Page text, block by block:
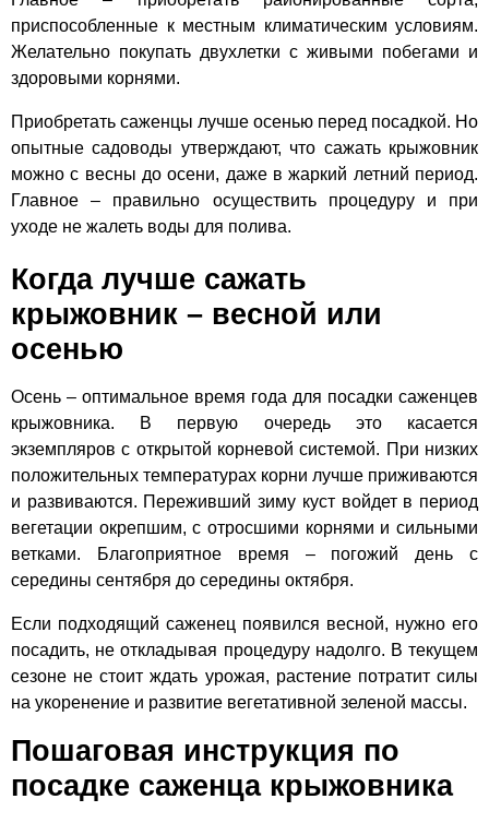
приспособленные к местным климатическим условиям.
Желательно покупать двухлетки с живыми побегами и
здоровыми корнями.
Приобретать саженцы лучше осенью перед посадкой. Но
опытные садоводы утверждают, что сажать крыжовник
можно с весны до осени, даже в жаркий летний период.
Главное – правильно осуществить процедуру и при
уходе не жалеть воды для полива.
Когда лучше сажать
крыжовник – весной или
осенью
Осень – оптимальное время года для посадки саженцев
крыжовника. В первую очередь это касается
экземпляров с открытой корневой системой. При низких
положительных температурах корни лучше приживаются
и развиваются. Переживший зиму куст войдет в период
вегетации окрепшим, с отросшими корнями и сильными
ветками. Благоприятное время – погожий день с
середины сентября до середины октября.
Если подходящий саженец появился весной, нужно его
посадить, не откладывая процедуру надолго. В текущем
сезоне не стоит ждать урожая, растение потратит силы
на укоренение и развитие вегетативной зеленой массы.
Пошаговая инструкция по
посадке саженца крыжовника